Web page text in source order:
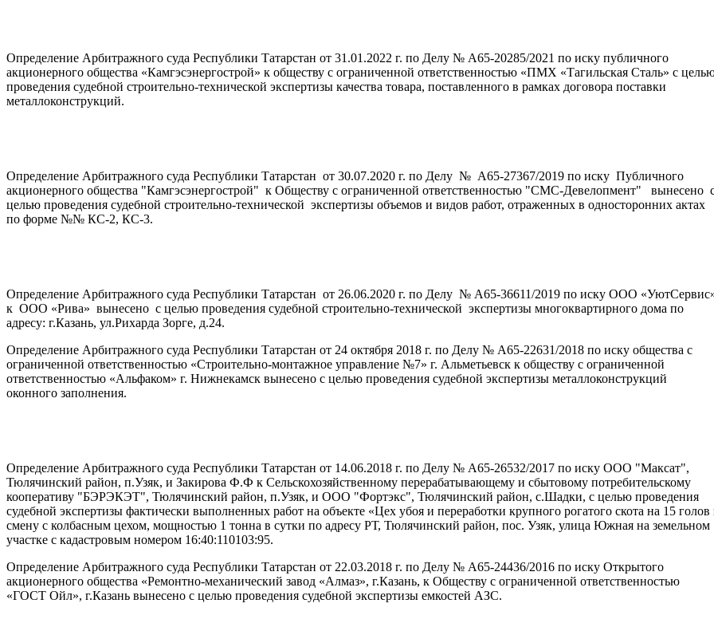
Определение Арбитражного суда Республики Татарстан от 31.01.2022 г. по Делу № А65-20285/2021 по иску публичного
акционерного общества «Камгэсэнергострой» к обществу с ограниченной ответственностью «ПМХ «Тагильская Сталь» с
проведения судебной строительно-технической экспертизы качества товара, поставленного в рамках договора поставки
металлоконструкций.
Определение Арбитражного суда Республики Татарстан от 30.07.2020 г. по Делу № А65-27367/2019 по иску Публичного
акционерного общества "Камгэсэнергострой" к Обществу с ограниченной ответственностью "СМС-Девелопмент" вынесено
целью проведения судебной строительно-технической экспертизы объемов и видов работ, отраженных в односторонних актах
по форме №№ КС-2, КС-3.
Определение Арбитражного суда Республики Татарстан от 26.06.2020 г. по Делу № А65-36611/2019 по иску ООО
к ООО «Рива» вынесено с целью проведения судебной строительно-технической экспертизы многоквартирного дома по
адресу: г.Казань, ул.Рихарда Зорге, д.24.
Определение Арбитражного суда Республики Татарстан от 24 октября 2018 г. по Делу № А65-22631/2018 по иску общества с
ограниченной ответственностью «Строительно-монтажное управление №7» г. Альметьевск к обществу с ограниченной
ответственностью «Альфаком» г. Нижнекамск вынесено с целью проведения судебной экспертизы металлоконструкций
оконного заполнения.
Определение Арбитражного суда Республики Татарстан от 14.06.2018 г. по Делу № А65-26532/2017 по иску ООО "Максат",
Тюлячинский район, п.Узяк, и Закирова Ф.Ф к Сельскохозяйственному перерабатывающему и сбытовому потребительскому
кооперативу "БЭРЭКЭТ", Тюлячинский район, п.Узяк, и ООО "Фортэкс", Тюлячинский район, с.Шадки, с целью проведения
судебной экспертизы фактически выполненных работ на объекте «Цех убоя и переработки крупного рогатого скота на 15 голов
смену с колбасным цехом, мощностью 1 тонна в сутки по адресу РТ, Тюлячинский район, пос. Узяк, улица Южная на земельном
участке с кадастровым номером 16:40:110103:95.
Определение Арбитражного суда Республики Татарстан от 22.03.2018 г. по Делу № А65-24436/2016 по иску Открытого
акционерного общества «Ремонтно-механический завод «Алмаз», г.Казань, к Обществу с ограниченной ответственностью
«ГОСТ Ойл», г.Казань вынесено с целью проведения судебной экспертизы емкостей АЗС.